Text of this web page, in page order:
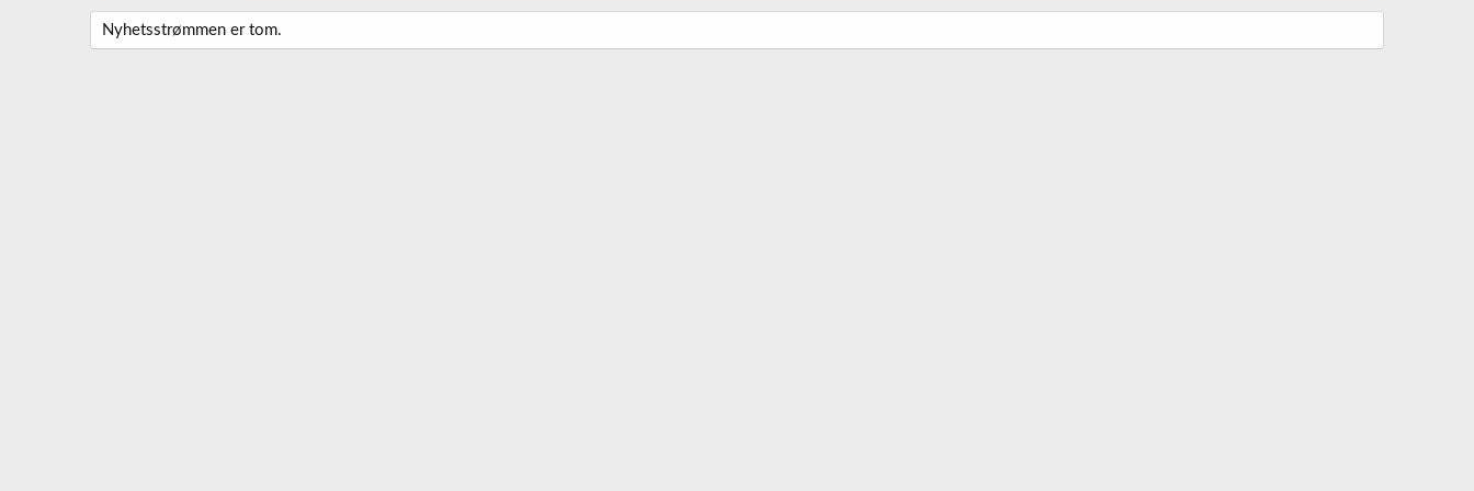
Nyhetsstrømmen er tom.